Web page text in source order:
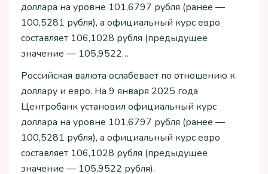
доллара на уровне 101,6797 рубля (ранее —
100,5281 рубля), а официальный курс евро
составляет 106,1028 рубля (предыдущее
значение — 105,9522…
Российская валюта ослабевает по отношению к
доллару и евро. На 9 января 2025 года
Центробанк установил официальный курс
доллара на уровне 101,6797 рубля (ранее —
100,5281 рубля), а официальный курс евро
составляет 106,1028 рубля (предыдущее
значение — 105,9522 рубля).